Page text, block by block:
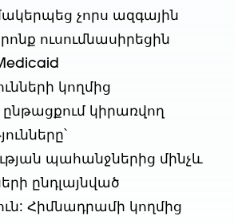
չորս ազգային
ուսումնասիրեցին
կողմից
կիրառվող
պահանջներից մինչև
ընդլայնված
Հիմնադրամի կողմից